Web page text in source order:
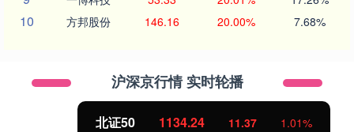
10 方邦股份 146.16 20.00% 7.68%
沪深京行情 实时轮播
北证50 1134.24 11.37 1.01%